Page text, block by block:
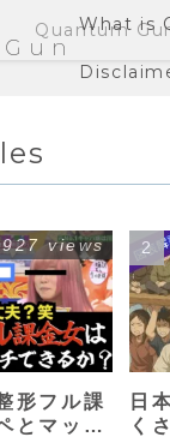
What is
形フル課
とマッチ
views
日
く
Quantum